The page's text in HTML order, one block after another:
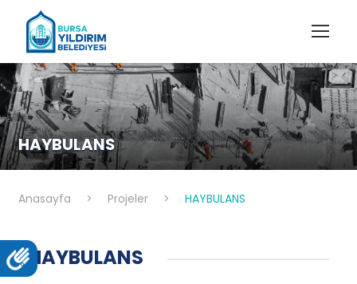
HAYBULANS
Anasayfa > Projeler > HAYBULANS
HAYBULANS